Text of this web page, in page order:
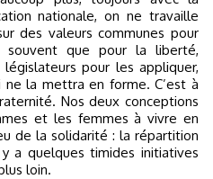
nationale, on ne travaille
des valeurs communes pour
que pour la liberté,
pour les appliquer,
la mettra en forme. C’est à
Nos deux conceptions
et les femmes à vivre en
de la solidarité : la répartition
a quelques timides initiatives
loin.